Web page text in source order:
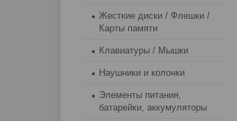
Жесткие диски / Флешки /
Карты памяти
Клавиатуры / Мышки
Наушники и колонки
Элементы питания,
батарейки, аккумуляторы